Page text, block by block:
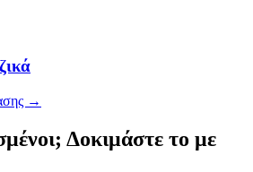
→
Δοκιμάστε το με